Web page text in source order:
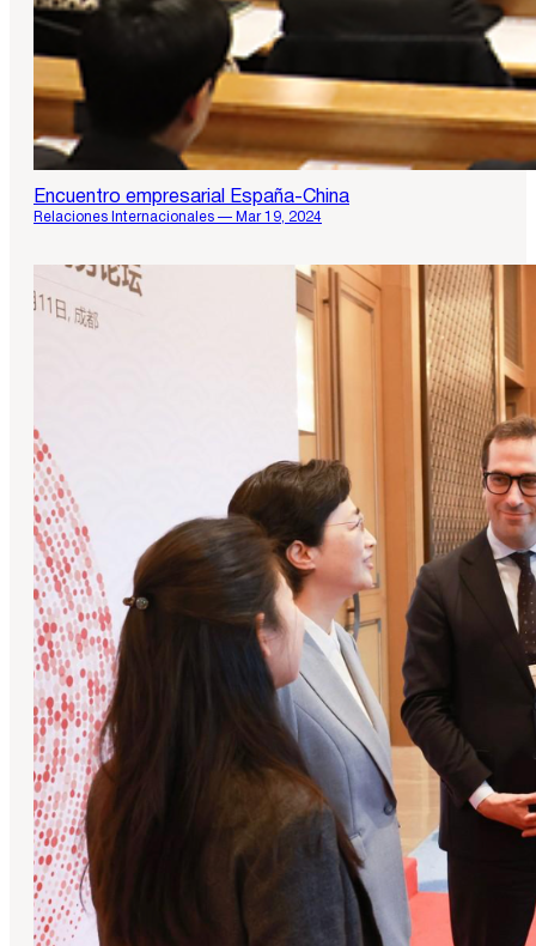
Encuentro empresarial España-China
Relaciones Internacionales — Mar 19, 2024